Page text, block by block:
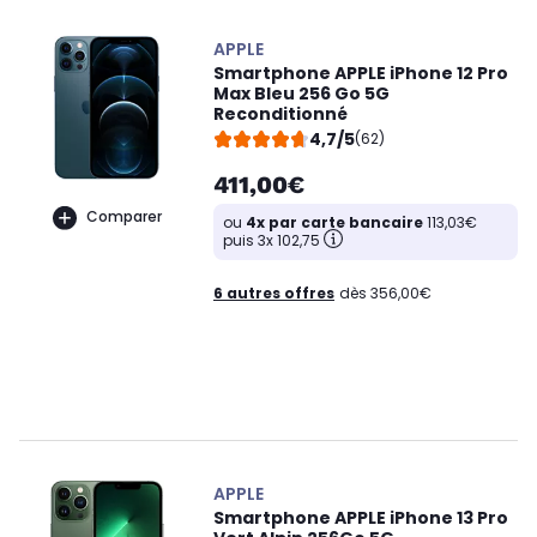
Comparer
APPLE
Smartphone APPLE iPhone 12 Pro
Max Bleu 256 Go 5G
Reconditionné
4,7/5(62)
411,00€
ou 4x par carte bancaire113,03€
puis 3x 102,75
6 autres offres dès 356,00€
APPLE
Smartphone APPLE iPhone 13 Pro